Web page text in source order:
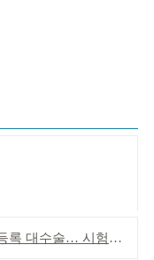
술… 시험자료 공용 허용